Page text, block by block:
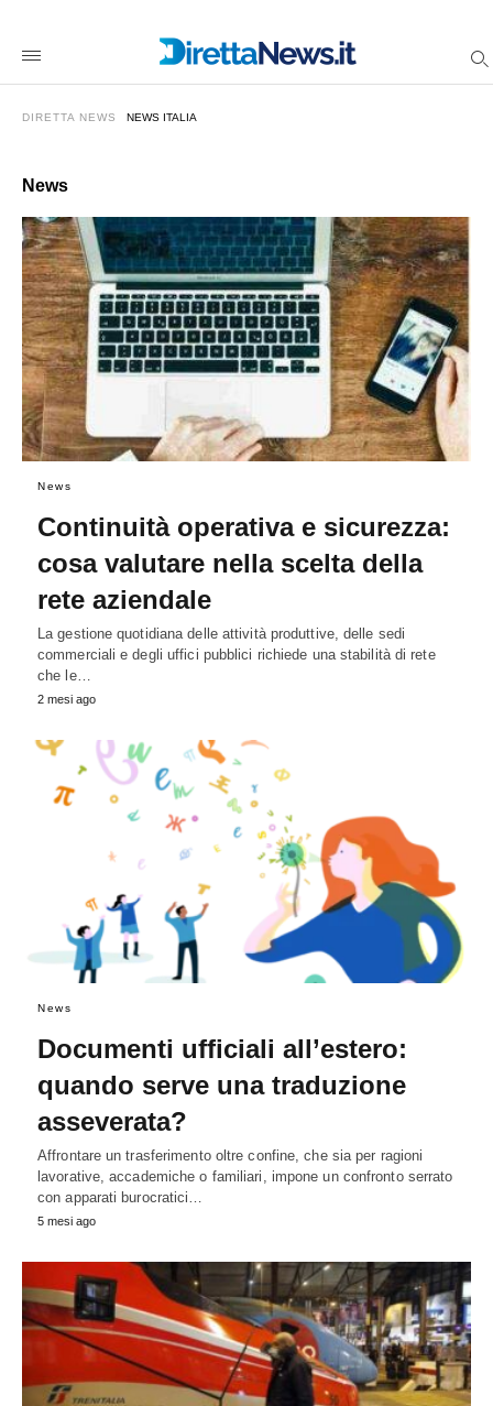
/2026/06/22/continuita-
sicurezza-
cosa-
scelta-
della-
rete-
aziendale/amp/
DIRETTA NEWS NEWS ITALIA
News
News
Continuità operativa e sicurezza:
cosa valutare nella scelta della
rete aziendale
La gestione quotidiana delle attività produttive, delle sedi
commerciali e degli uffici pubblici richiede una stabilità di rete
che le…
2 mesi ago
News
Documenti ufficiali all’estero:
quando serve una traduzione
asseverata?
Affrontare un trasferimento oltre confine, che sia per ragioni
lavorative, accademiche o familiari, impone un confronto serrato
con apparati burocratici…
5 mesi ago